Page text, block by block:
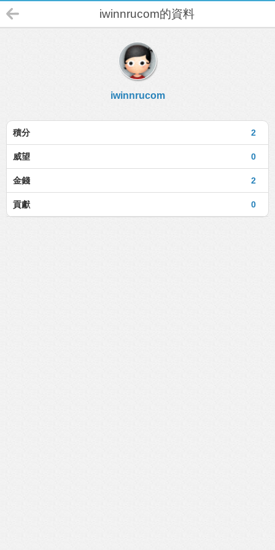
iwinnrucom的資料
iwinnrucom
2
積分
0
威望
2
金錢
0
貢獻